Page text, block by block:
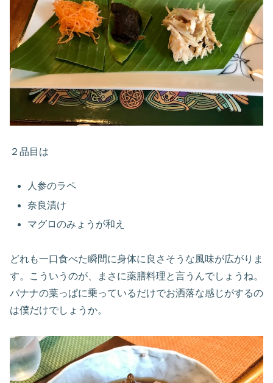
２品目は
人参のラペ
奈良漬け
マグロのみょうが和え
どれも一口食べた瞬間に身体に良さそうな風味が広がりま
す。こういうのが、まさに薬膳料理と言うんでしょうね。
バナナの葉っぱに乗っているだけでお洒落な感じがするの
は僕だけでしょうか。